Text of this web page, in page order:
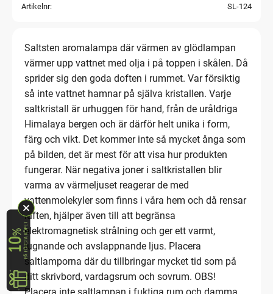
Artikelnr
SL-124
Saltsten aromalampa där värmen av glödlampan
värmer upp vattnet med olja i på toppen i skålen. Då
sprider sig den goda doften i rummet. Var försiktig
så inte vattnet hamnar på själva kristallen. Varje
saltkristall är urhuggen för hand, från de uråldriga
Himalaya bergen och är därför helt unika i form,
färg och vikt. Det kommer inte så mycket ånga som
på bilden, det är mest för att visa hur produkten
fungerar. När negativa joner i saltkristallen blir
varma av värmeljuset reagerar de med
vattenmolekyler som finns i våra hem och då rensar
luften, hjälper även till att begränsa
elektromagnetisk strålning och ger ett varmt,
lugnande och avslappnande ljus. Placera
saltlamporna där du tillbringar mycket tid som på
ditt skrivbord, vardagsrum och sovrum. OBS!